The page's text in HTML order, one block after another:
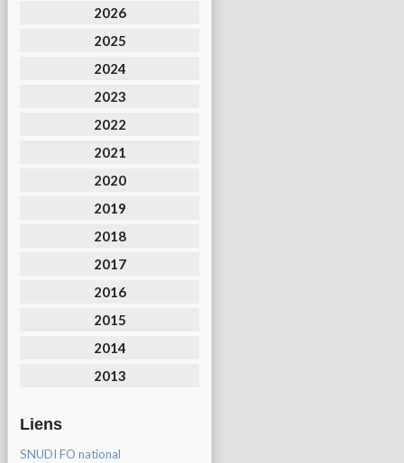
2026
2025
2024
2023
2022
2021
2020
2019
2018
2017
2016
2015
2014
2013
Liens
SNUDI FO national